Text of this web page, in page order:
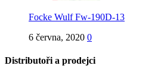
Focke Wulf Fw-190D-13
6 června, 2020 0
Distributoři a prodejci